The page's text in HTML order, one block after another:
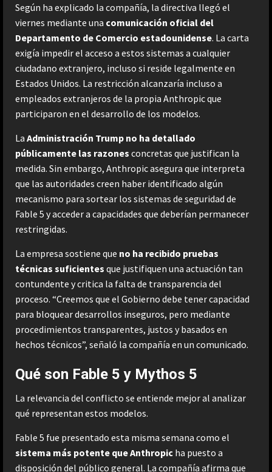
Según ha explicado la compañía, la directiva llegó el
viernes mediante una comunicación oficial del
Departamento de Comercio estadounidense. La carta
exigía impedir el acceso a estos sistemas a cualquier
ciudadano extranjero, incluso si reside legalmente en
Estados Unidos. La restricción alcanzaría incluso a
empleados extranjeros de la propia Anthropic que
participaron en el desarrollo de los modelos.
La Administración Trump no ha detallado
públicamente las razones concretas que justifican la
medida. Sin embargo, Anthropic asegura que interpreta
que las autoridades creen haber identificado algún
mecanismo para sortear los sistemas de seguridad de
Fable 5 y acceder a capacidades que deberían permanecer
restringidas.
La empresa sostiene que no ha recibido pruebas
técnicas suficientes que justifiquen una actuación tan
contundente y critica la falta de transparencia del
proceso. “Creemos que el Gobierno debe tener capacidad
para bloquear desarrollos inseguros, pero mediante
procedimientos transparentes, justos y basados en
hechos técnicos”, señaló la compañía en un comunicado.
Qué son Fable 5 y Mythos 5
La relevancia del conflicto se entiende mejor al analizar
qué representan estos modelos.
Fable 5 fue presentado esta misma semana como el
sistema más potente que Anthropic ha puesto a
disposición del público general. La compañía afirma que